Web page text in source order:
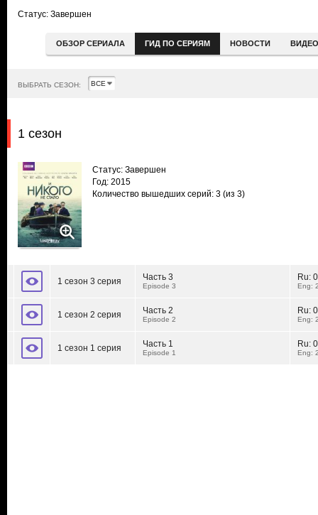
Статус: Завершен
ОБЗОР СЕРИАЛА ГИД ПО СЕРИЯМ НОВОСТИ ВИДЕО
ВЫБРАТЬ СЕЗОН:
1 сезон
Статус: Завершен
Год: 2015
Количество вышедших серий: 3 (из 3)
1 сезон 3 серия Часть 3
Episode 3
Ru:
Eng:
1 сезон 2 серия Часть 2
Episode 2
Ru:
Eng:
1 сезон 1 серия Часть 1
Episode 1
Ru:
Eng: